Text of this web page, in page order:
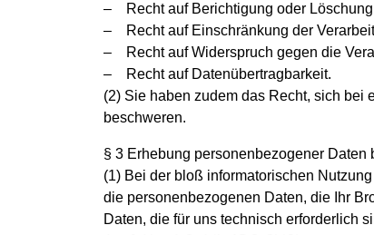
– Recht auf Berichtigung oder
– Recht auf Einschränkung der
– Recht auf Widerspruch gegen die
– Recht auf Datenübertragbarkeit.
(2) Sie haben zudem das Recht, sich bei
beschweren.
§ 3 Erhebung personenbezogener Daten
(1) Bei der bloß informatorischen
die personenbezogenen Daten, die Ihr
Daten, die für uns technisch erforderlich